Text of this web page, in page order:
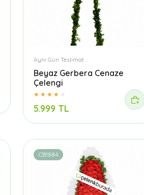
Aynı Gün Teslimat
Beyaz Gerbera Cenaze
Çelengi
5.999 TL
CB1884